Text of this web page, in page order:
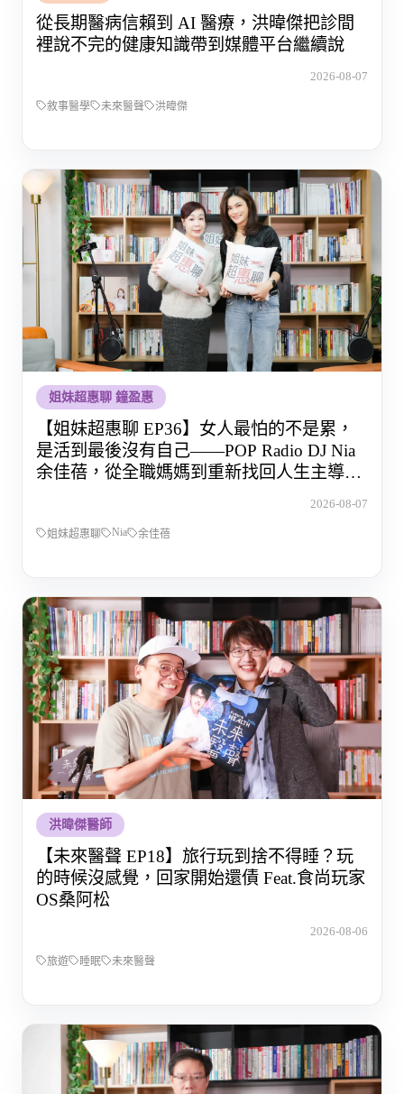
從長期醫病信賴到 AI 醫療，洪暐傑把診間
裡說不完的健康知識帶到媒體平台繼續說
2026-08-07
敘事醫學 未來醫聲 洪暐傑
姐妹超惠聊 鐘盈惠
【姐妹超惠聊 EP36】女人最怕的不是累，
是活到最後沒有自己——POP Radio DJ Nia
余佳蓓，從全職媽媽到重新找回人生主導權
2026-08-07
姐妹超惠聊 Nia 余佳蓓
洪暐傑醫師
【未來醫聲 EP18】旅行玩到捨不得睡？玩
的時候沒感覺，回家開始還債 Feat.食尚玩家
OS桑阿松
2026-08-06
旅遊 睡眠 未來醫聲